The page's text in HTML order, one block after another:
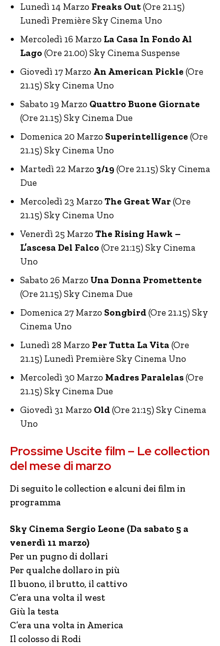
Lunedì 14 Marzo Freaks Out(Ore 21.15)
Lunedì Première Sky Cinema Uno
Mercoledì 16 Marzo La Casa In Fondo Al
Lago (Ore 21.00) Sky Cinema Suspense
Giovedì 17 Marzo An American Pickle (Ore
21.15) Sky Cinema Uno
Sabato 19 Marzo Quattro Buone Giornate
(Ore 21.15) Sky Cinema Due
Domenica 20 Marzo Superintelligence (Ore
21.15) Sky Cinema Uno
Martedì 22 Marzo 3/19 (Ore 21.15) Sky Cinema
Due
Mercoledì 23 Marzo The Great War(Ore
21.15) Sky Cinema Uno
Venerdì 25 Marzo The Rising Hawk –
L’ascesa Del Falco (Ore 21:15) Sky Cinema
Uno
Sabato 26 Marzo Una Donna Promettente
(Ore 21.15) Sky Cinema Due
Domenica 27 Marzo Songbird(Ore 21.15) Sky
Cinema Uno
Lunedì 28 Marzo Per Tutta La Vita (Ore
21.15) Lunedì Première Sky Cinema Uno
Mercoledì 30 Marzo Madres Paralelas(Ore
21.15) Sky Cinema Due
Giovedì 31 Marzo Old(Ore 21:15) Sky Cinema
Uno
Prossime Uscite film – Le collection
del mese di marzo
Di seguito le collection e alcuni dei film in
programma
Sky Cinema Sergio Leone (Da sabato 5 a
venerdì 11 marzo)
Per un pugno di dollari
Per qualche dollaro in più
Il buono, il brutto, il cattivo
C’era una volta il west
Giù la testa
C’era una volta in America
Il colosso di Rodi